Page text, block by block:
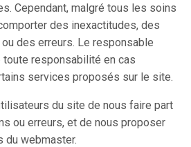
Cependant, malgré tous les soins
des inexactitudes, des
des erreurs. Le responsable
responsabilité en cas
services proposés sur le site.
du site de nous faire part
ou erreurs, et de nous proposer
du webmaster.